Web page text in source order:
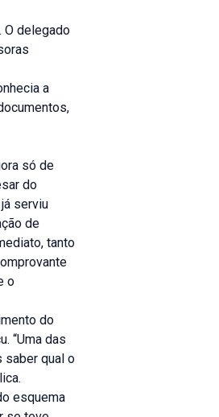
O delegado
a
só de
do
serviu
de
tanto
o
do
“Uma das
saber qual o
esquema